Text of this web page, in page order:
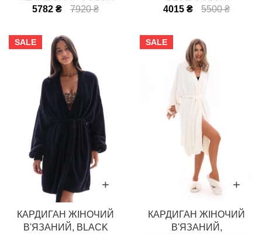
5782 ₴
7920 ₴
4015 ₴
5500 ₴
SALE
КАРДИГАН ЖІНОЧИЙ
В'ЯЗАНИЙ, BLACK
SALE
КАРДИГАН ЖІНОЧИЙ
В'ЯЗАНИЙ,